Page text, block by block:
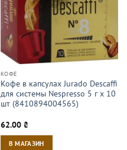
КОФЕ
Кофе в капсулах Jurado Descaffi
для системы Nespresso 5 г х 10
шт (8410894004565)
62.00 ₴
В МАГАЗИН